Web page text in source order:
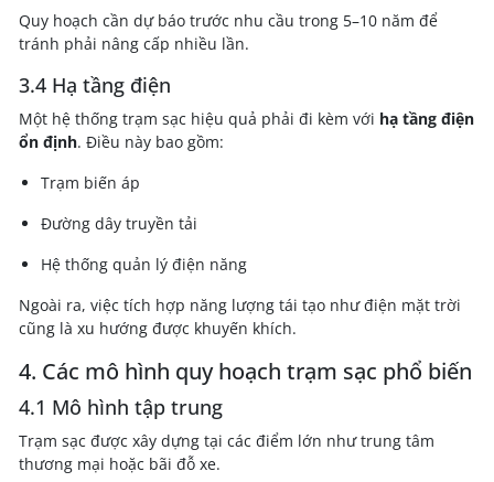
Quy hoạch cần dự báo trước nhu cầu trong 5–10 năm để
tránh phải nâng cấp nhiều lần.
3.4 Hạ tầng điện
Một hệ thống trạm sạc hiệu quả phải đi kèm với hạ tầng điện
ổn định. Điều này bao gồm:
Trạm biến áp
Đường dây truyền tải
Hệ thống quản lý điện năng
Ngoài ra, việc tích hợp năng lượng tái tạo như điện mặt trời
cũng là xu hướng được khuyến khích.
4. Các mô hình quy hoạch trạm sạc phổ biến
4.1 Mô hình tập trung
Trạm sạc được xây dựng tại các điểm lớn như trung tâm
thương mại hoặc bãi đỗ xe.